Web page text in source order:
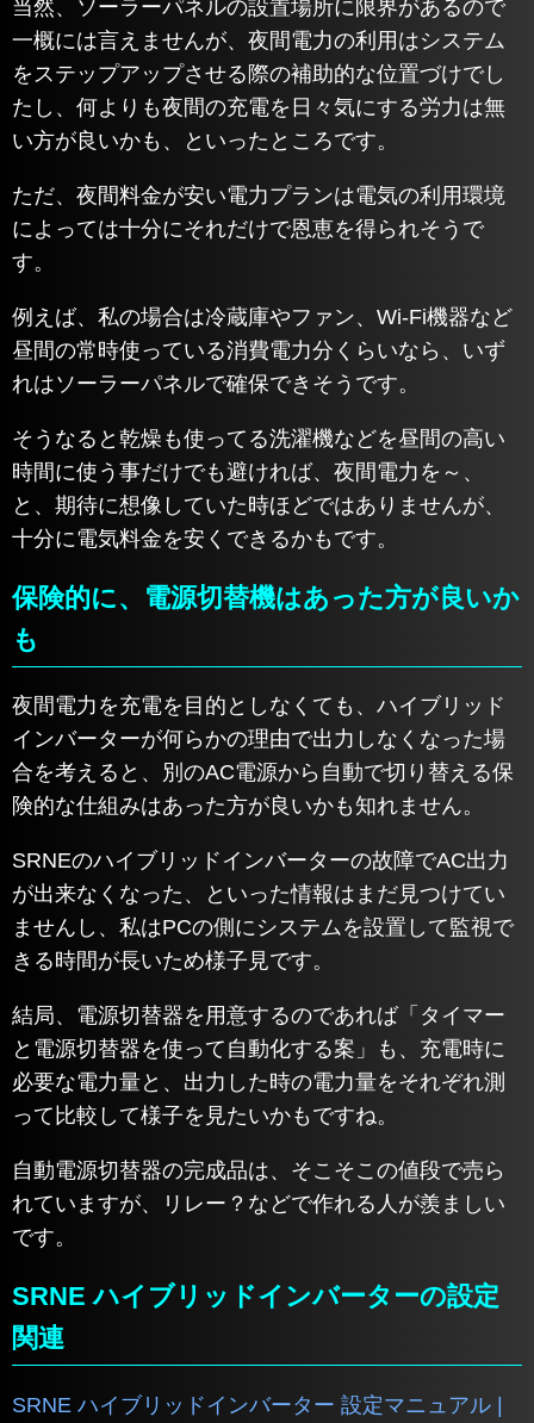
当然、ソーラーパネルの設置場所に限界があるので
一概には言えませんが、夜間電力の利用はシステム
をステップアップさせる際の補助的な位置づけでし
たし、何よりも夜間の充電を日々気にする労力は無
い方が良いかも、といったところです。
ただ、夜間料金が安い電力プランは電気の利用環境
によっては十分にそれだけで恩恵を得られそうで
す。
例えば、私の場合は冷蔵庫やファン、Wi-Fi機器など
昼間の常時使っている消費電力分くらいなら、いず
れはソーラーパネルで確保できそうです。
そうなると乾燥も使ってる洗濯機などを昼間の高い
時間に使う事だけでも避ければ、夜間電力を～、
と、期待に想像していた時ほどではありませんが、
十分に電気料金を安くできるかもです。
保険的に、電源切替機はあった方が良いか
も
夜間電力を充電を目的としなくても、ハイブリッド
インバーターが何らかの理由で出力しなくなった場
合を考えると、別のAC電源から自動で切り替える保
険的な仕組みはあった方が良いかも知れません。
SRNEのハイブリッドインバーターの故障でAC出力
が出来なくなった、といった情報はまだ見つけてい
ませんし、私はPCの側にシステムを設置して監視で
きる時間が長いため様子見です。
結局、電源切替器を用意するのであれば「タイマー
と電源切替器を使って自動化する案」も、充電時に
必要な電力量と、出力した時の電力量をそれぞれ測
って比較して様子を見たいかもですね。
自動電源切替器の完成品は、そこそこの値段で売ら
れていますが、リレー？などで作れる人が羨ましい
です。
SRNE ハイブリッドインバーターの設定
関連
SRNE ハイブリッドインバーター 設定マニュアル |